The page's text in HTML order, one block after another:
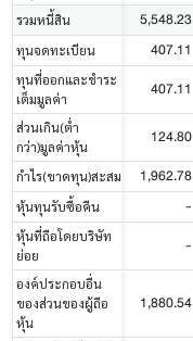
รวมหนี้สิน 5,548.23
ทุนจดทะเบียน 407.11
ทุนที่ออกและชำระ
เต็มมูลค่า
407.11
ส่วนเกิน(ต่ำ
กว่า)มูลค่าหุ้น
124.80
กำไร(ขาดทุน)สะสม 1,962.78
หุ้นทุนรับซื้อคืน -
หุ้นที่ถือโดยบริษัท
ย่อย
-
องค์ประกอบอื่น
ของส่วนของผู้ถือ
หุ้น
1,880.54